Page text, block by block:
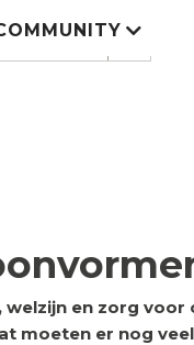
search
en zorg
moeten er nog